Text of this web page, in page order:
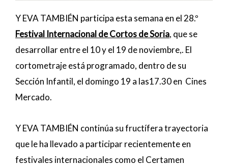
Y EVA TAMBIÉN participa esta semana en el 28.º
Festival Internacional de Cortos de Soria, que se
desarrollar entre el 10 y el 19 de noviembre,. El
cortometraje está programado, dentro de su
Sección Infantil, el domingo 19 a las17.30 en Cines
Mercado.
Y EVA TAMBIÉN continúa su fructífera trayectoria
que le ha llevado a participar recientemente en
festivales internacionales como el Certamen